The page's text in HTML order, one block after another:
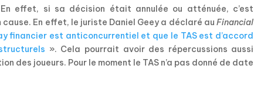
effet, si sa décision était annulée ou atténuée, c’est
cause. En effet, le juriste Daniel Geey a déclaré auFinancial
financier est anticoncurrentiel et que le TAS est d’accord
». Cela pourrait avoir des répercussions aussi
des joueurs. Pour le moment le TAS n’a pas donné de date